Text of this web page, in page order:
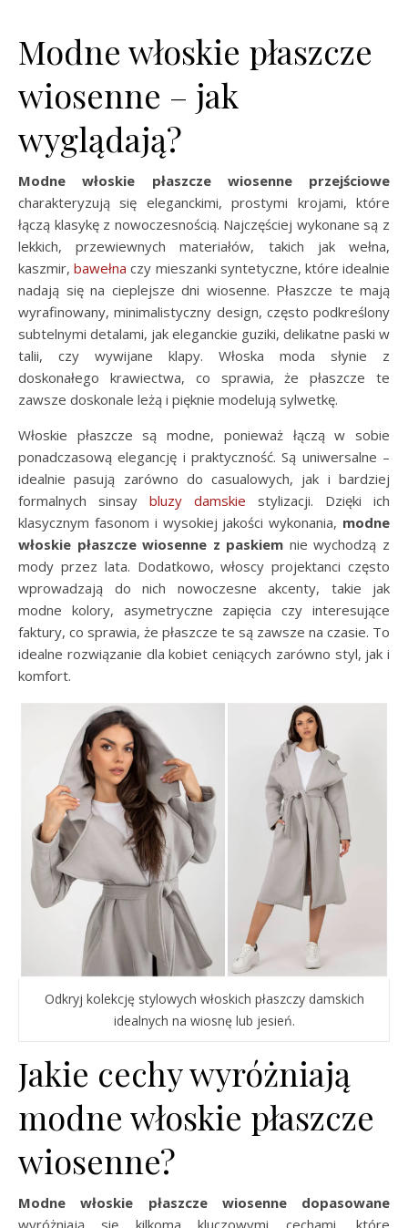
Modne włoskie płaszcze
wiosenne – jak
wyglądają?
Modne włoskie płaszcze wiosenne
przejściowe
charakteryzują się eleganckimi, prostymi krojami, które
łączą klasykę z nowoczesnością. Najczęściej wykonane są z
lekkich, przewiewnych materiałów, takich jak wełna,
kaszmir,bawełna czy mieszanki syntetyczne, które idealnie
nadają się na cieplejsze dni wiosenne. Płaszcze te mają
wyrafinowany, minimalistyczny design, często podkreślony
subtelnymi detalami, jak eleganckie guziki, delikatne paski w
talii, czy wywijane klapy. Włoska moda słynie z
doskonałego krawiectwa, co sprawia, że płaszcze te
zawsze doskonale leżą i pięknie modelują sylwetkę.
Włoskie płaszcze są modne, ponieważ łączą w sobie
ponadczasową elegancję i praktyczność. Są uniwersalne –
idealnie pasują zarówno do casualowych, jak i bardziej
formalnych sinsay bluzy damskie stylizacji. Dzięki ich
klasycznym fasonom i wysokiej jakości wykonania, modne
włoskie płaszcze wiosenne z paskiem nie wychodzą z
mody przez lata. Dodatkowo, włoscy projektanci często
wprowadzają do nich nowoczesne akcenty, takie jak
modne kolory, asymetryczne zapięcia czy interesujące
faktury, co sprawia, że płaszcze te są zawsze na czasie. To
idealne rozwiązanie dla kobiet ceniących zarówno styl, jak i
komfort.
Odkryj kolekcję stylowych włoskich płaszczy damskich
idealnych na wiosnę lub jesień.
Jakie cechy wyróżniają
modne włoskie płaszcze
wiosenne?
Modne włoskie płaszcze wiosenne
dopasowane